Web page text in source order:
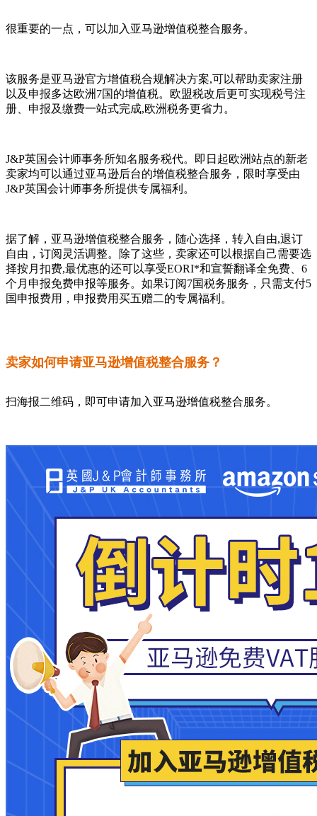
很重要的一点，可以加入亚马逊增值税整合服务。
该服务是亚马逊官方增值税合规解决方案,可以帮助卖家注册
以及申报多达欧洲7国的增值税。欧盟税改后更可实现税号注
册、申报及缴费一站式完成,欧洲税务更省力。
J&P英国会计师事务所知名服务税代。即日起欧洲站点的新老
卖家均可以通过亚马逊后台的增值税整合服务，限时享受由
J&P英国会计师事务所提供专属福利。
据了解，亚马逊增值税整合服务，随心选择，转入自由,退订
自由，订阅灵活调整。除了这些，卖家还可以根据自己需要选
择按月扣费,最优惠的还可以享受EORI*和宣誓翻译全免费、6
个月申报免费申报等服务。如果订阅7国税务服务，只需支付5
国申报费用，申报费用买五赠二的专属福利。
卖家如何申请亚马逊增值税整合服务？
扫海报二维码，即可申请加入亚马逊增值税整合服务。